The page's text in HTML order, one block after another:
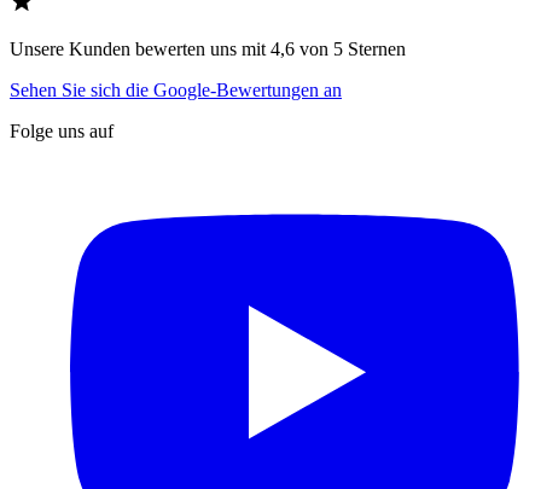
Unsere Kunden bewerten uns mit 4,6 von 5 Sternen
Sehen Sie sich die Google-Bewertungen an
Folge uns auf